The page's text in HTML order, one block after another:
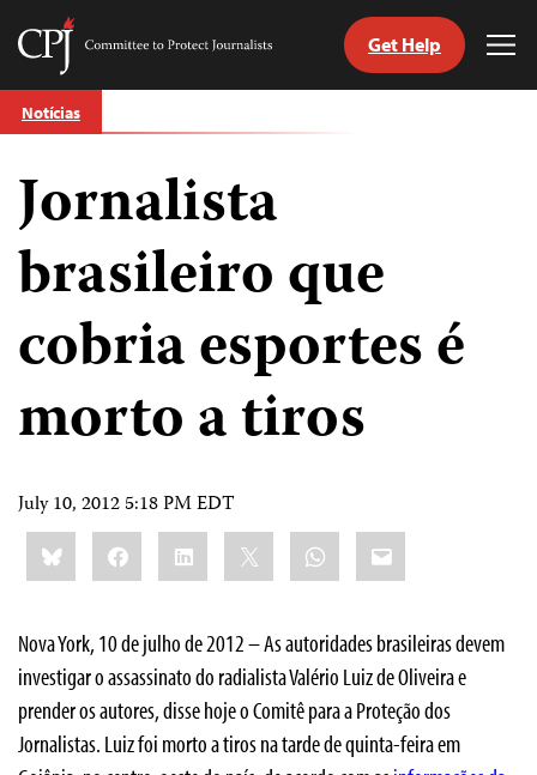
Skip
to
Committee
Journalists
Get Help
Notícias
Jornalista
brasileiro que
cobria esportes é
morto a tiros
July 10, 2012 5:18 PM EDT
Share
this:BlueskyFacebookLinkedIn WhatsApp
Email
Nova York, 10 de julho de 2012 –As autoridades brasileiras devem
investigar o assassinato do radialista Valério Luiz de Oliveira e
prender os autores, disse hoje o Comitê para a Proteção dos
Jornalistas. Luiz foi morto a tiros na tarde de quinta-feira em